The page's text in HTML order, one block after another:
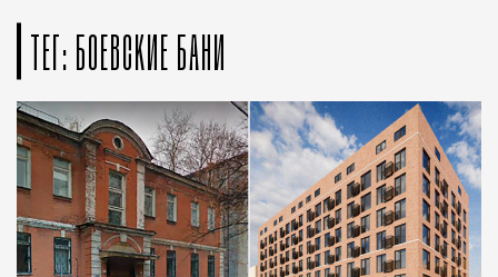
ТЕГ: БОЕВСКИЕ БАНИ